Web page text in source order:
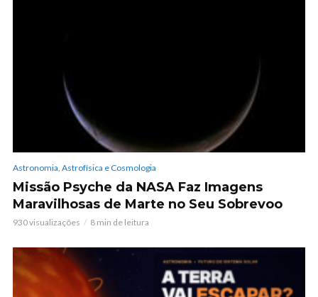
Astronomia, Astrofísica e Cosmologia
Missão Psyche da NASA Faz Imagens
Maravilhosas de Marte no Seu Sobrevoo
930 visualizações 8 min de leitura